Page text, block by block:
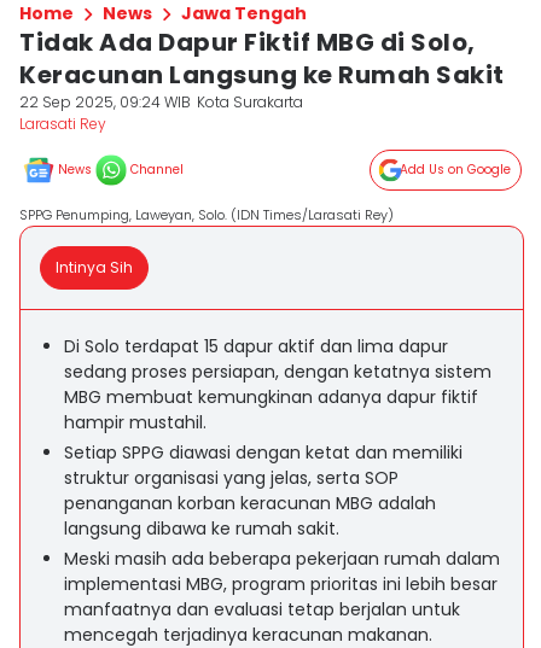
Home News Jawa Tengah
Tidak Ada Dapur Fiktif MBG di Solo,
Keracunan Langsung ke Rumah Sakit
22 Sep 2025, 09:24 WIB Kota Surakarta
Larasati Rey
News Channel Add Us on Google
SPPG Penumping, Laweyan, Solo. (IDN Times/Larasati Rey)
Intinya Sih
Di Solo terdapat 15 dapur aktif dan lima dapur
sedang proses persiapan, dengan ketatnya sistem
MBG membuat kemungkinan adanya dapur fiktif
hampir mustahil.
Setiap SPPG diawasi dengan ketat dan memiliki
struktur organisasi yang jelas, serta SOP
penanganan korban keracunan MBG adalah
langsung dibawa ke rumah sakit.
Meski masih ada beberapa pekerjaan rumah dalam
implementasi MBG, program prioritas ini lebih besar
manfaatnya dan evaluasi tetap berjalan untuk
mencegah terjadinya keracunan makanan.